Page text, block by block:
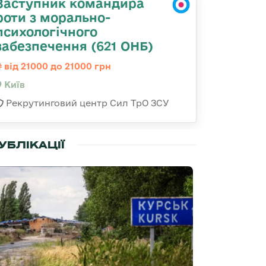
командира
з морально-
(621 ОНБ)
від 21000 до 21000 грн
Київ
Рекрутинговий центр Сил ТрО ЗСУ